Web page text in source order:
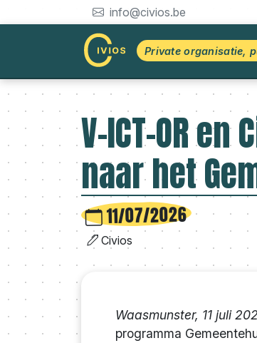
info@civios.be
Private organisatie,
V-ICT-OR
naar het
11/07/2026
Civios
Waasmunster, 11 juli
programma